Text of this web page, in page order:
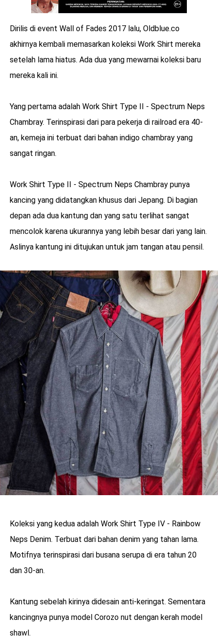
Dirilis di event Wall of Fades 2017 lalu, Oldblue.co
akhirnya kembali memasarkan koleksi Work Shirt mereka
setelah lama hiatus. Ada dua yang mewarnai koleksi baru
mereka kali ini.
Yang pertama adalah Work Shirt Type II - Spectrum Neps
Chambray. Terinspirasi dari para pekerja di railroad era 40-
an, kemeja ini terbuat dari bahan indigo chambray yang
sangat ringan.
Work Shirt Type II - Spectrum Neps Chambray punya
kancing yang didatangkan khusus dari Jepang. Di bagian
depan ada dua kantung dan yang satu terlihat sangat
mencolok karena ukurannya yang lebih besar dari yang lain.
Aslinya kantung ini ditujukan untuk jam tangan atau pensil.
Koleksi yang kedua adalah Work Shirt Type IV - Rainbow
Neps Denim. Terbuat dari bahan denim yang tahan lama.
Motifnya terinspirasi dari busana serupa di era tahun 20
dan 30-an.
Kantung sebelah kirinya didesain anti-keringat. Sementara
kancingnya punya model Corozo nut dengan kerah model
shawl.